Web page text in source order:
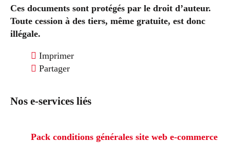
Ces documents sont protégés par le droit d’auteur.
Toute cession à des tiers, même gratuite, est donc
illégale.
Imprimer
Partager
Nos e-services liés
Pack conditions générales site web e-commerce